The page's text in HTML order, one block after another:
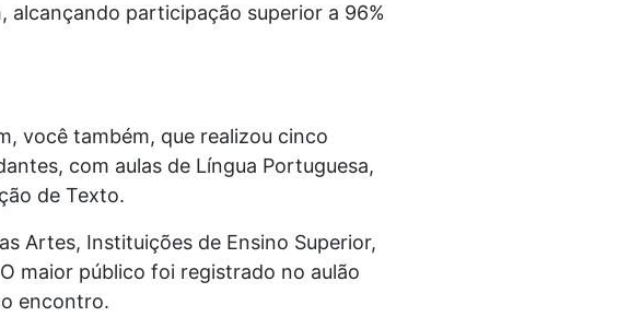
alcançando participação superior a 96%
você também, que realizou cinco
com aulas de Língua Portuguesa,
de Texto.
Artes, Instituições de Ensino Superior,
maior público foi registrado no aulão
encontro.